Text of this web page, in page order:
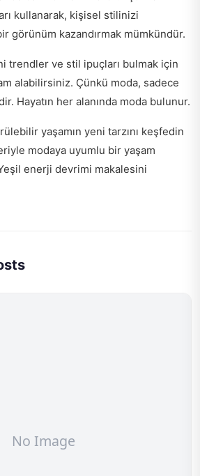
kullanarak, kişisel stilinizi
görünüm kazandırmak mümkündür.
trendler ve stil ipuçları bulmak için
alabilirsiniz. Çünkü moda, sadece
Hayatın her alanında moda bulunur.
yaşamın yeni tarzını keşfedin
modaya uyumlu bir yaşam
enerji devrimi makalesini